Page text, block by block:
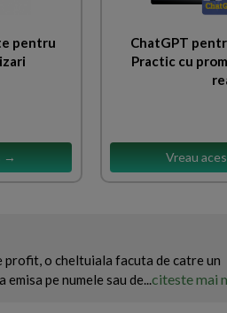
pentru
→
ChatGPT
Practic cu
Vreau
profit, o cheltuiala facuta de catre un
pe numele sau de...citeste mai